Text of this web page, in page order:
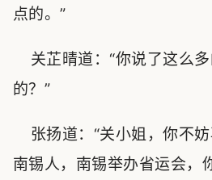
点的。”
关芷晴道：“你说了这么多
的？”
张扬道：“关小姐，你不
南锡人，南锡举办省运会，